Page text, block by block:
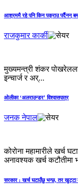
आश्रममै रहे पनि किन पक्राउ पर्दैनन्
राजकुमार कार्की
मुख्यमन्त्री शंकर
इन्चार्ज र अर्...
ओलीका ‘अलराउन्डर’ विश्वासपात्र
जनक नेपाल
कोरोना महामारीले खर्च
अनावश्यक खर्च कटौतीमा
सरकार : खर्च घटाउँछु भन्छ, तर खुट्टा